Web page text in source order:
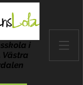
i
Västra